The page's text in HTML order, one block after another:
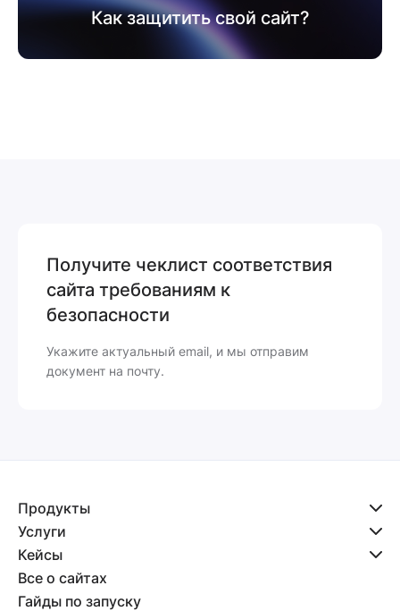
Как защитить свой сайт?
Получите чеклист соответствия
сайта требованиям к
безопасности
Укажите актуальный email, и мы отправим
документ на почту.
Продукты
Услуги
Кейсы
Все о сайтах
Гайды по запуску